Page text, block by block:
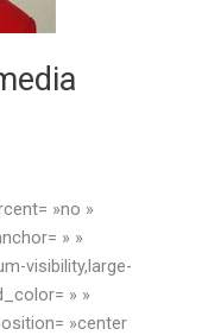
»no »
» »
visibility,large-
» »
»center